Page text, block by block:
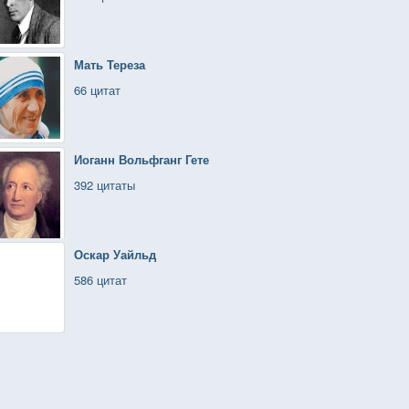
Мать Тереза
66 цитат
Иоганн Вольфганг Гете
392 цитаты
Оскар Уайльд
586 цитат